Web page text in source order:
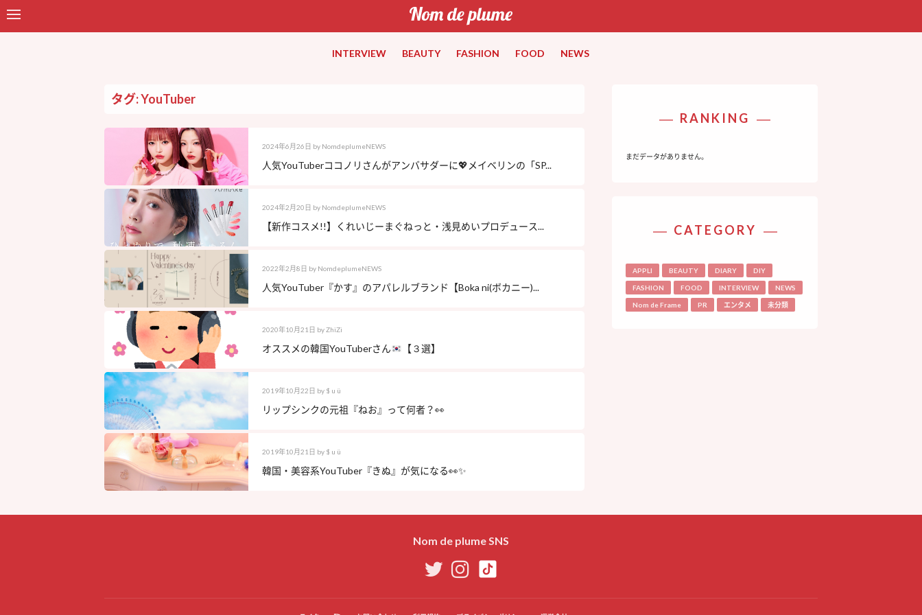
INTERVIEW BEAUTY FASHION FOOD NEWS
タグ: YouTuber
2024年6月26日 by NomdeplumeNEWS
人気YouTuberココノリさんがアンバサダーに💖メイベリンの「SP...
2024年2月20日 by NomdeplumeNEWS
【新作コスメ!!】くれいじーまぐねっと・浅見めいプロデュース...
2022年2月8日 by NomdeplumeNEWS
人気YouTuber『かす』のアパレルブランド【Boka ni(ボカニー)...
2020年10月21日 byZhiZi
オススメの韓国YouTuberさん 【３選】
2019年10月22日 by $ u ü
リップシンクの元祖『ねお』って何者？👀
2019年10月21日 by $ u ü
韓国・美容系YouTuber『きぬ』が気になる👀✨
RANKING
まだデータがありません。
CATEGORY
APPLI BEAUTY DIARY DIY
FASHION FOOD INTERVIEW NEWS
Nom de Frame PR エンタメ 未分類
Nom de plume SNS